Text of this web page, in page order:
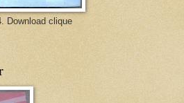
Download clique